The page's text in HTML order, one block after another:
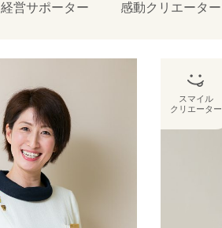
経営サポーター 感動クリエーター
スマイル
クリエーター